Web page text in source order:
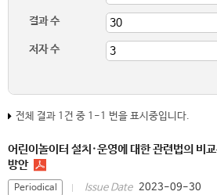
결과 수
저자 수
전체 결과 1건 중 1-1 번을 표시중입니다.
어린이놀이터 설치·운영에 대한 관련법의 비
방안
Periodical Issue Date 2023-09-30